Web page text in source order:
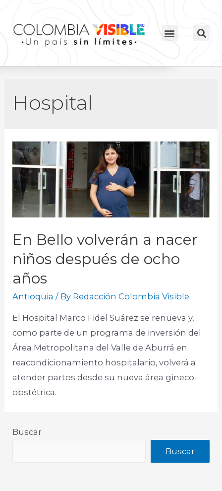
Hospital
En Bello volverán a nacer
niños después de ocho
años
Antioquia / By Redacción Colombia Visible
El Hospital Marco Fidel Suárez se renueva y,
como parte de un programa de inversión del
Área Metropolitana del Valle de Aburrá en
reacondicionamiento hospitalario, volverá a
atender partos desde su nueva área gineco-
obstétrica.
Buscar
Buscar